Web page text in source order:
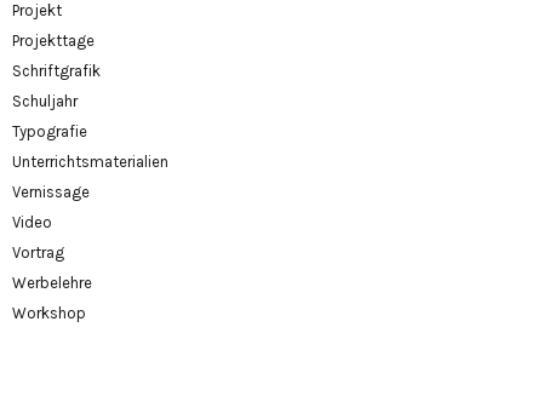
Projekt
Projekttage
Schriftgrafik
Schuljahr
Typografie
Unterrichtsmaterialien
Vernissage
Video
Vortrag
Werbelehre
Workshop